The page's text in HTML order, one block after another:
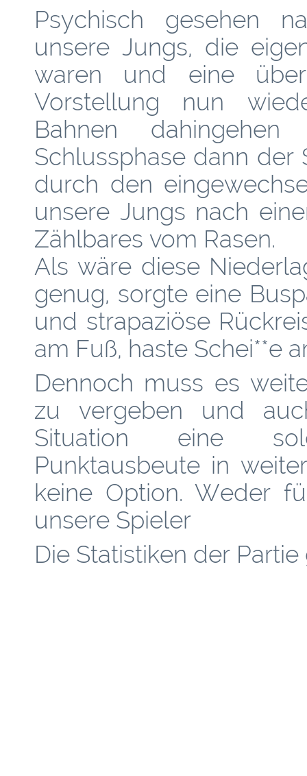
Psychisch gesehen
unsere Jungs, die
waren und eine
Vorstellung nun
Bahnen
Schlussphase dann
durch den
unsere Jungs nach
Zählbares vom Rasen.
Als wäre diese
genug, sorgte eine
und strapaziöse
am Fuß, haste Schei**e
Dennoch muss es
zu vergeben und
Situation eine
Punktausbeute in
keine Option. Weder
unsere Spieler
Die Statistiken der